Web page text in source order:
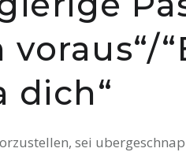
dich“
sei